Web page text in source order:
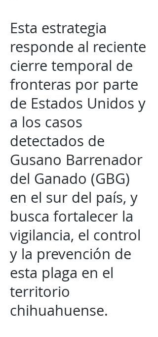
Esta estrategia
responde al reciente
cierre temporal de
fronteras por parte
de Estados Unidos y
a los casos
detectados de
Gusano Barrenador
del Ganado (GBG)
en el sur del país, y
busca fortalecer la
vigilancia, el control
y la prevención de
esta plaga en el
territorio
chihuahuense.